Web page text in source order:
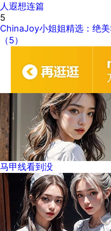
人遐想连篇
5
ChinaJoy小姐姐精选：绝
（5）
马甲线看到没